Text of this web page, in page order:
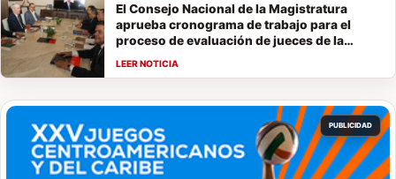
El Consejo Nacional de la Magistratura
aprueba cronograma de trabajo para el
proceso de evaluación de jueces de la